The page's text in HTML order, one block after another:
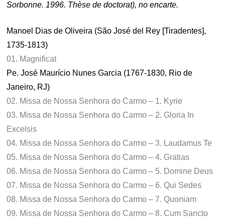
Sorbonne. 1996. Thèse de doctorat), no encarte.
Manoel Dias de Oliveira (São José del Rey [Tiradentes],
1735-1813)
01. Magnificat
Pe. José Maurício Nunes Garcia (1767-1830, Rio de
Janeiro, RJ)
02. Missa de Nossa Senhora do Carmo – 1. Kyrie
03. Missa de Nossa Senhora do Carmo – 2. Gloria In
Excelsis
04. Missa de Nossa Senhora do Carmo – 3. Laudamus Te
05. Missa de Nossa Senhora do Carmo – 4. Gratias
06. Missa de Nossa Senhora do Carmo – 5. Domine Deus
07. Missa de Nossa Senhora do Carmo – 6. Qui Sedes
08. Missa de Nossa Senhora do Carmo – 7. Quoniam
09. Missa de Nossa Senhora do Carmo – 8. Cum Sancto